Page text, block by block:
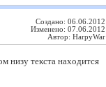
Создано: 06.06.2012
Изменено: 07.06.2012
Автор: HarpyWar
низу текста находится